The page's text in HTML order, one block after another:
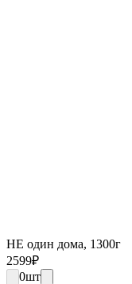
НЕ один дома, 1300г
2599₽
0шт